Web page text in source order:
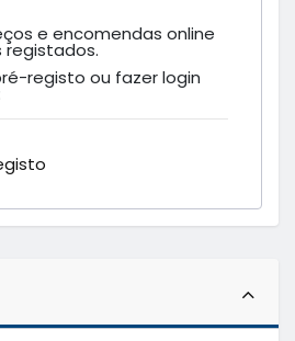
e encomendas online
registados.
registo ou fazer login